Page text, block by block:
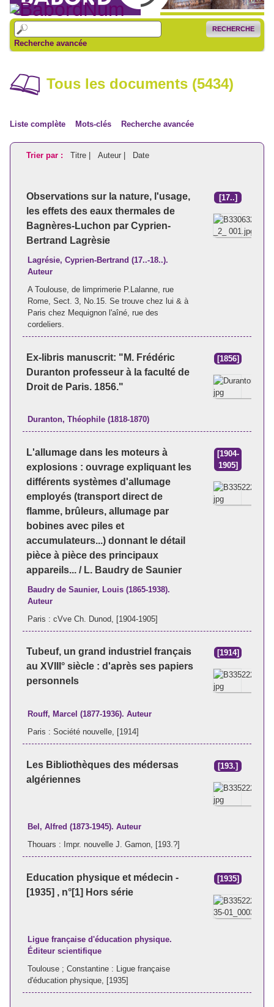
RECHERCHE
Recherche avancée
Tous les documents (5434)
Liste complète Mots-clés Recherche avancée
Trier par : Titre | Auteur | Date
Observations sur la nature, l'usage,
les effets des eaux thermales de
Bagnères-Luchon par Cyprien-
Bertrand Lagrèsie
[17..]
Lagrésie, Cyprien-Bertrand (17..-18..).
Auteur
A Toulouse, de limprimerie P.Lalanne, rue
Rome, Sect. 3, No.15. Se trouve chez lui & à
Paris chez Mequignon l'aîné, rue des
cordeliers.
Ex-libris manuscrit: "M. Frédéric
Duranton professeur à la faculté de
Droit de Paris. 1856."
[1856]
Duranton, Théophile (1818-1870)
L'allumage dans les moteurs à
explosions : ouvrage expliquant les
différents systèmes d'allumage
employés (transport direct de
flamme, brûleurs, allumage par
bobines avec piles et
accumulateurs...) donnant le détail
pièce à pièce des principaux
appareils... / L. Baudry de Saunier
[1904-
1905]
Baudry de Saunier, Louis (1865-1938).
Auteur
Paris : cVve Ch. Dunod, [1904-1905]
Tubeuf, un grand industriel français
au XVIII° siècle : d'après ses papiers
personnels
[1914]
Rouff, Marcel (1877-1936). Auteur
Paris : Société nouvelle, [1914]
Les Bibliothèques des médersas
algériennes
[193.]
Bel, Alfred (1873-1945). Auteur
Thouars : Impr. nouvelle J. Gamon, [193.?]
Education physique et médecin -
[1935] , n°[1] Hors série
[1935]
Ligue française d'éducation physique.
Éditeur scientifique
Toulouse ; Constantine : Ligue française
d'éducation physique, [1935]